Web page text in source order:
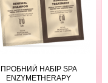
ПРОБНИЙ НАБІР SPA
ENZYMETHERAPY